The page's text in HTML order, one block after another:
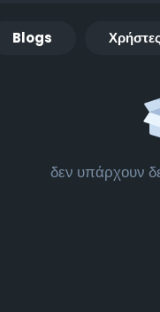
Blogs Χρήστες
δεν υπάρχουν